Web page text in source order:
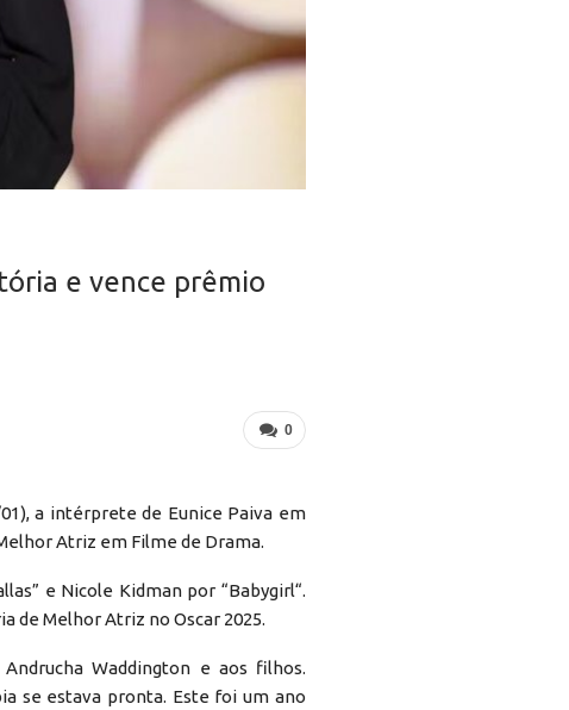
e vence prêmio
0
a intérprete de Eunice Paiva em
Atriz em Filme de Drama.
e Nicole Kidman por “Babygirl“.
de Melhor Atriz no Oscar 2025.
Waddington e aos filhos.
se estava pronta. Este foi um ano